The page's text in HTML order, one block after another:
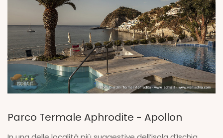
Parco Termale Aphrodite - Apollon